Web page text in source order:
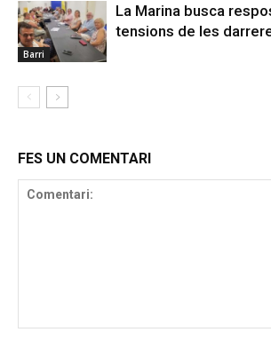
Barri
La Marina busca
tensions de les
FES UN COMENTARI